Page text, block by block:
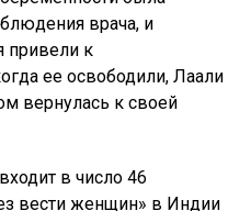
в индийских
Чоудри, активист по
на пенсии
По ее словам, поскольку
семью
приданого и расходы
нежелательным
признаку пола являются